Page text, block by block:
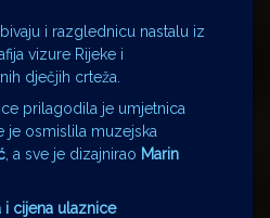
i razglednicu nastalu iz
vizure Rijeke i
dječjih crteža.
prilagodila je umjetnica
je osmislila muzejska
, a sve je dizajnirao Marin
i cijena ulaznice